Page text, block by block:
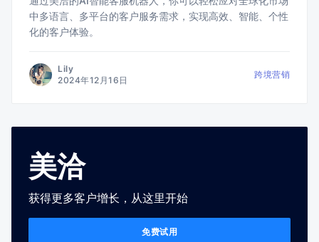
中多语言、多平台的客户服务需求，实现高效、智能、个性
化的客户体验。
Lily
2024年12月16日
跨境营销
美洽
获得更多客户增长，从这里开始
免费试用